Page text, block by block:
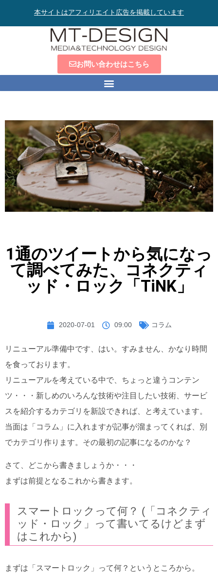
本サイトはアフィリエイト広告を掲載しています
お問い合わせはこちら
1通のツイートから気になっ
て調べてみた、コネクティ
ッド・ロック「TiNK」
2020-07-01 09:00 コラム
リニューアル準備中です、はい。すみません、かなり時間
を食っております。
リニューアルを考えている中で、ちょっと違うコンテン
ツ・・・新しめのいろんな技術や注目したい技術、サービ
スを紹介するカテゴリを新設できれば、と考えています。
当面は「コラム」に入れますが記事が溜まってくれば、別
でカテゴリ作ります。その最初の記事になるのかな？
さて、どこから書きましょうか・・・
まずは前提となるこれから書きます。
スマートロックって何？ (「コネクティ
ッド・ロック」って書いてるけどまず
はこれから)
まずは「スマートロック」って何？というところから。